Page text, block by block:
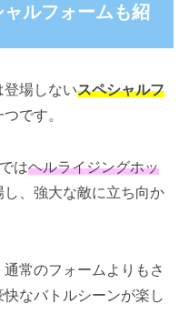
ルフォームも紹
登場しないスペシャルフ
です。
はヘルライジングホッ
、強大な敵に立ち向か
常のフォームよりもさ
なバトルシーンが楽し